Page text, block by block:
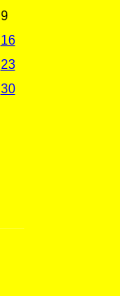
9
16
23
30